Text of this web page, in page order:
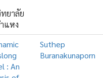
ยาลัย
แหง
: An
Suthep
Buranakunaporn